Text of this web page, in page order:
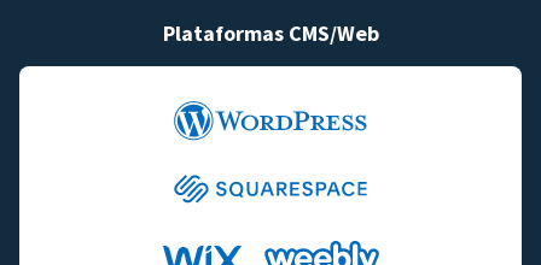
Plataformas CMS/Web